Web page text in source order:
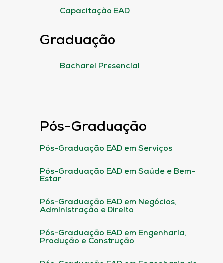
Capacitação EAD
Graduação
Bacharel Presencial
Pós-Graduação
Pós-Graduação EAD em Serviços
Pós-Graduação EAD em Saúde e Bem-
Estar
Pós-Graduação EAD em Negócios,
Administração e Direito
Pós-Graduação EAD em Engenharia,
Produção e Construção